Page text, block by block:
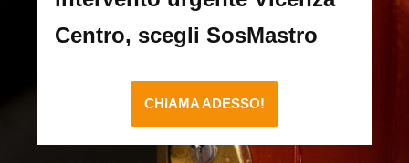
Centro, scegli SosMastro
CHIAMA ADESSO!